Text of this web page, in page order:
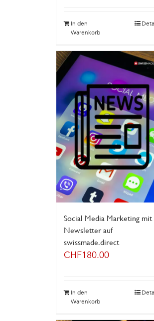
In den
Warenkorb
Social Media Marketing mit
Newsletter auf
swissmade.direct
CHF180.00
In den
Warenkorb